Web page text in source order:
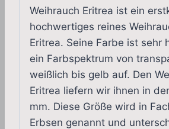
Weihrauch Eritrea ist ein
hochwertiges reines
Eritrea. Seine Farbe ist sehr
ein Farbspektrum von
weißlich bis gelb auf. Den
Eritrea liefern wir ihnen in
mm. Diese Größe wird in
Erbsen genannt und